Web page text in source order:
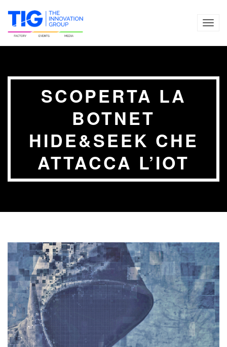
SCOPERTA LA
BOTNET
HIDE&SEEK CHE
ATTACCA L’IOT